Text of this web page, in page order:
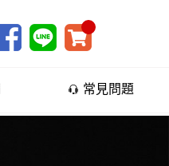
常見問題